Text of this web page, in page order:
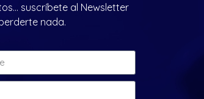
suscríbete al Newsletter
nada.